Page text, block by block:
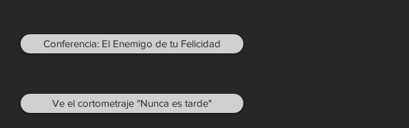
Conferencia: El Enemigo de tu Felicidad
Ve el cortometraje "Nunca es tarde"